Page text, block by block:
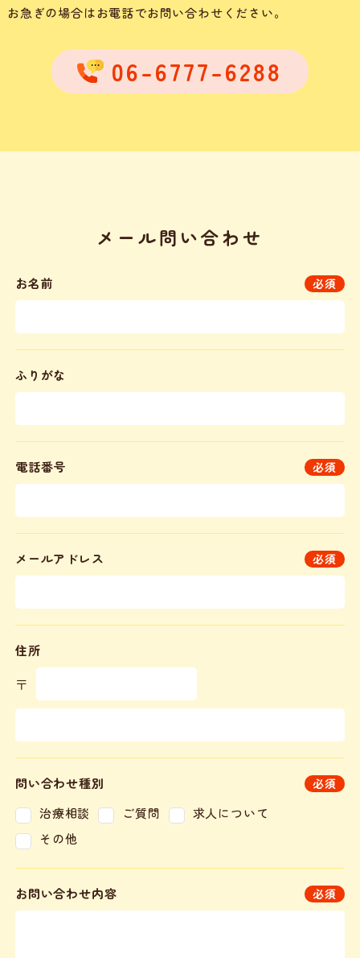
お急ぎの場合はお電話でお問い合わせください。
06-6777-6288
メール問い合わせ
お名前 必須
ふりがな
電話番号 必須
メールアドレス 必須
住所
〒
問い合わせ種別 必須
治療相談 ご質問
求人について
その他
お問い合わせ内容 必須